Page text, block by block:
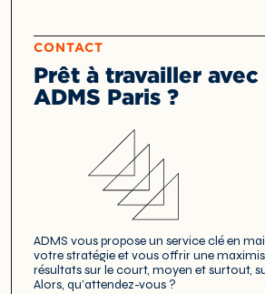
CONTACT
Prêt à travailler avec
ADMS Paris ?
ADMS vous propose un service clé en
votre stratégie et vous offrir une
résultats sur le court, moyen et surtout,
Alors, qu’attendez-vous ?